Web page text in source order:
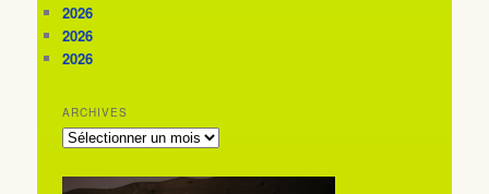
2026
2026
2026
ARCHIVES
ARCHIVES